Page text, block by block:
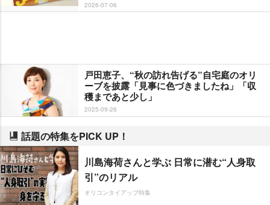
2026-07-06
戸田恵子、“秋の訪れ告げる”自宅庭のオリ
ーブを披露「見事に色づきましたね」「収
穫まであと少し」
2025-09-26
話題の特集をPICK UP！
川島海荷さんと学ぶ 日常に潜む“人身取
引”のリアル
オリコンタイアップ特集